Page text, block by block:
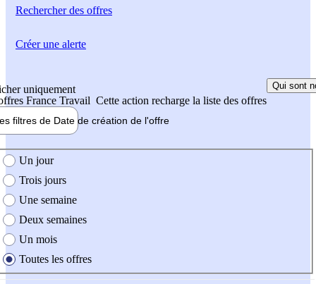
Rechercherdes offres
uniquement
France Travail Cette action recharge la liste des offres
Qui sont
filtres de Date de création de l'offre
création de l'offre
Un jour
Trois jours
Une semaine
Deux semaines
Un mois
Toutes les offres
Créer une alerte